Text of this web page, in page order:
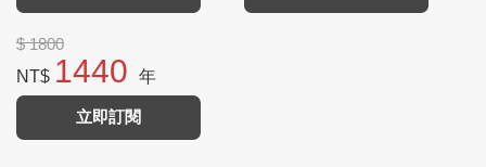
$ 1800
NT$ 1440 年
立即訂閱